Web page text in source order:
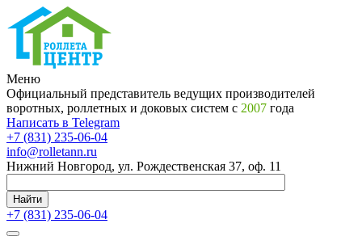
Меню
Официальный представитель ведущих производителей
воротных, роллетных и доковых систем с 2007 года
Написать в Telegram
+7 (831) 235-06-04
info@rolletann.ru
Нижний Новгород, ул. Рождественская 37, оф. 11
Найти
+7 (831) 235-06-04